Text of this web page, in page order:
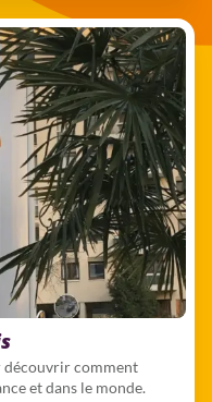
découvrir comment
et dans le monde.